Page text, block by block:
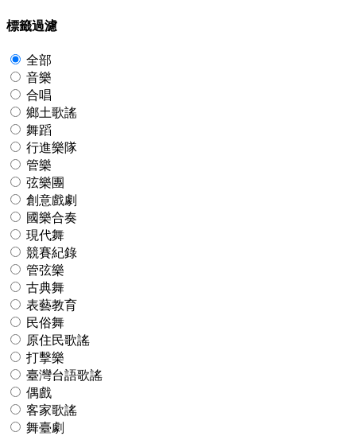
標籤過濾
全部
音樂
合唱
鄉土歌謠
舞蹈
行進樂隊
管樂
弦樂團
創意戲劇
國樂合奏
現代舞
競賽紀錄
管弦樂
古典舞
表藝教育
民俗舞
原住民歌謠
打擊樂
臺灣台語歌謠
偶戲
客家歌謠
舞臺劇